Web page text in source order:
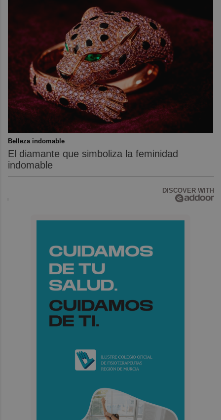
Belleza indomable
El diamante que simboliza la feminidad
indomable
DISCOVER WITH